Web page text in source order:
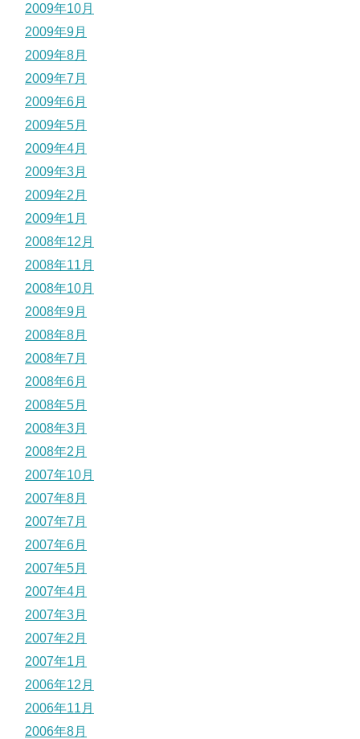
2009年10月
2009年9月
2009年8月
2009年7月
2009年6月
2009年5月
2009年4月
2009年3月
2009年2月
2009年1月
2008年12月
2008年11月
2008年10月
2008年9月
2008年8月
2008年7月
2008年6月
2008年5月
2008年3月
2008年2月
2007年10月
2007年8月
2007年7月
2007年6月
2007年5月
2007年4月
2007年3月
2007年2月
2007年1月
2006年12月
2006年11月
2006年8月